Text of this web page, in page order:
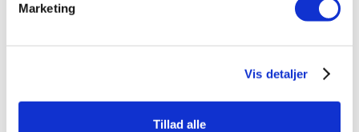
Marketing
Vis detaljer
Tillad alle
Smeg FAB28RSV6 Sølv Blank Retro
Fritstående køleskab - sølv - 153 cm. - 244/26 liter - LED-lys - Life Plus zone